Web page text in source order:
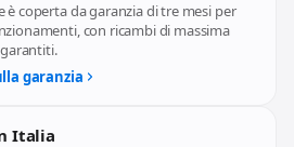
è coperta da garanzia di tre mesi per
con ricambi di massima
garanzia
Italia